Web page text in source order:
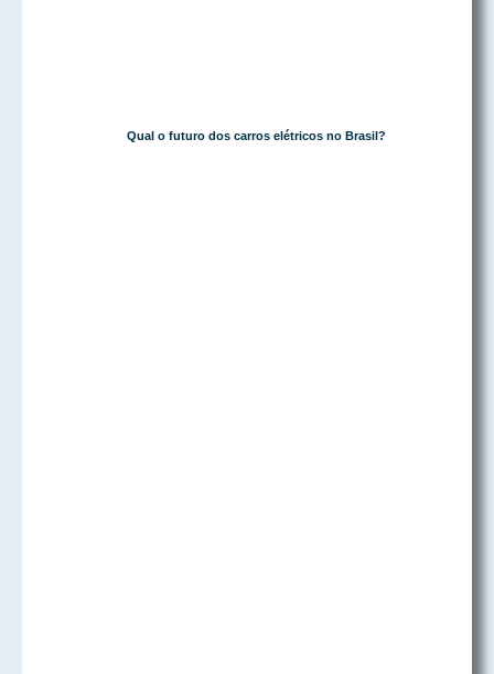
Qual o futuro dos carros elétricos no Brasil?